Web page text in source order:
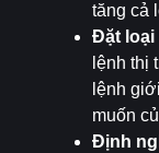
tăng cả
Đặt loại
lệnh thị
lệnh
muốn
Định